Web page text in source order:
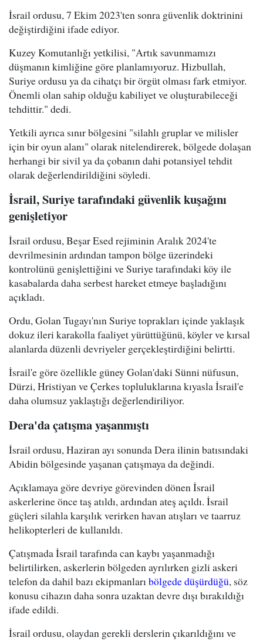
İsrail ordusu, 7 Ekim 2023'ten sonra güvenlik doktrinini
değiştirdiğini ifade ediyor.
Kuzey Komutanlığı yetkilisi, "Artık savunmamızı
düşmanın kimliğine göre planlamıyoruz. Hizbullah,
Suriye ordusu ya da cihatçı bir örgüt olması fark etmiyor.
Önemli olan sahip olduğu kabiliyet ve oluşturabileceği
tehdittir." dedi.
Yetkili ayrıca sınır bölgesini "silahlı gruplar ve milisler
için bir oyun alanı" olarak nitelendirerek, bölgede dolaşan
herhangi bir sivil ya da çobanın dahi potansiyel tehdit
olarak değerlendirildiğini söyledi.
İsrail, Suriye tarafındaki güvenlik kuşağını
genişletiyor
İsrail ordusu, Beşar Esed rejiminin Aralık 2024'te
devrilmesinin ardından tampon bölge üzerindeki
kontrolünü genişlettiğini ve Suriye tarafındaki köy ile
kasabalarda daha serbest hareket etmeye başladığını
açıkladı.
Ordu, Golan Tugayı'nın Suriye toprakları içinde yaklaşık
dokuz ileri karakolla faaliyet yürüttüğünü, köyler ve kırsal
alanlarda düzenli devriyeler gerçekleştirdiğini belirtti.
İsrail'e göre özellikle güney Golan'daki Sünni nüfusun,
Dürzi, Hristiyan ve Çerkes topluluklarına kıyasla İsrail'e
daha olumsuz yaklaştığı değerlendiriliyor.
Dera'da çatışma yaşanmıştı
İsrail ordusu, Haziran ayı sonunda Dera ilinin batısındaki
Abidin bölgesinde yaşanan çatışmaya da değindi.
Açıklamaya göre devriye görevinden dönen İsrail
askerlerine önce taş atıldı, ardından ateş açıldı. İsrail
güçleri silahla karşılık verirken havan atışları ve taarruz
helikopterleri de kullanıldı.
Çatışmada İsrail tarafında can kaybı yaşanmadığı
belirtilirken, askerlerin bölgeden ayrılırken gizli askeri
telefon da dahil bazı ekipmanlarıbölgede düşürdüğü, söz
konusu cihazın daha sonra uzaktan devre dışı bırakıldığı
ifade edildi.
İsrail ordusu, olaydan gerekli derslerin çıkarıldığını ve